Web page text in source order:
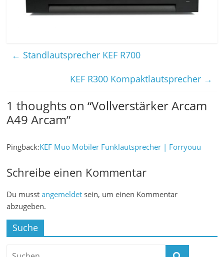
← Standlautsprecher KEF R700
KEF R300 Kompaktlautsprecher →
1 thoughts on “Vollverstärker Arcam
A49 Arcam”
Pingback:KEF Muo Mobiler Funklautsprecher | Forryouu
Schreibe einen Kommentar
Du musstangemeldet sein, um einen Kommentar
abzugeben.
Suche